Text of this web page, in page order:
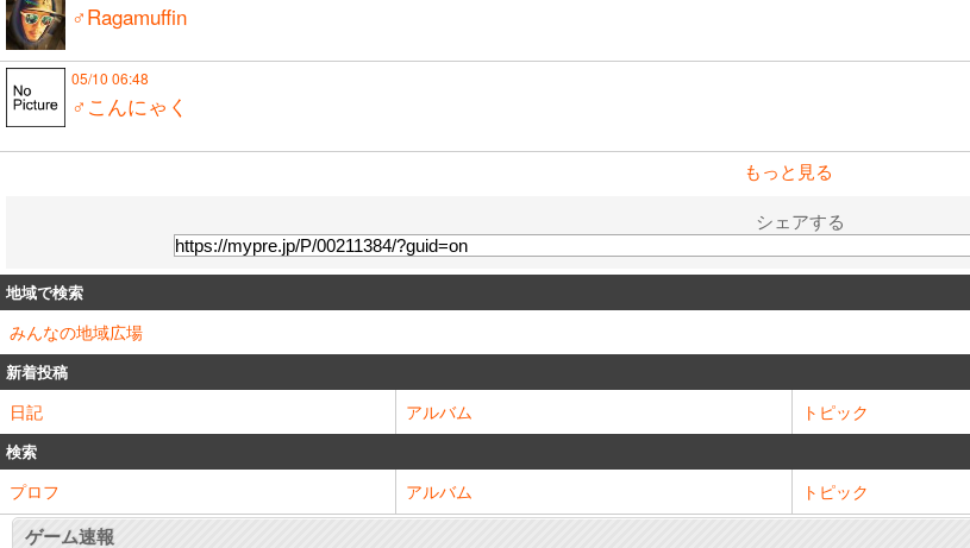
♂Ragamuffin
05/10 06:48
♂こんにゃく
もっと見る
シェアする
地域で検索
みんなの地域広場
新着投稿
日記 アルバム トピック
検索
プロフ アルバム トピック
ゲーム速報